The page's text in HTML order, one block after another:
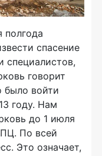
полгода
спасение
говорит
было войти
году. Нам
до 1 июля
По всей
Это означает,